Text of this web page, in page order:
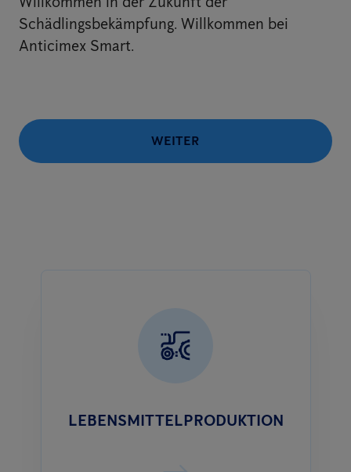
Schädlingsbekämpfung. Willkommen bei
Anticimex Smart.
WEITER
LEBENSMITTELPRODUKTION